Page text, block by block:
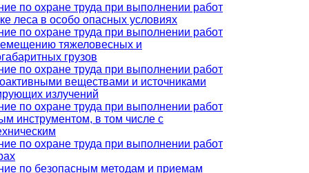
по охране труда при выполнении работ
леса в особо опасных условиях
по охране труда при выполнении работ
тяжеловесных и
грузов
по охране труда при выполнении работ
веществами и источниками
излучений
по охране труда при выполнении работ
инструментом, в том числе с
по охране труда при выполнении работ
по безопасным методам и приемам